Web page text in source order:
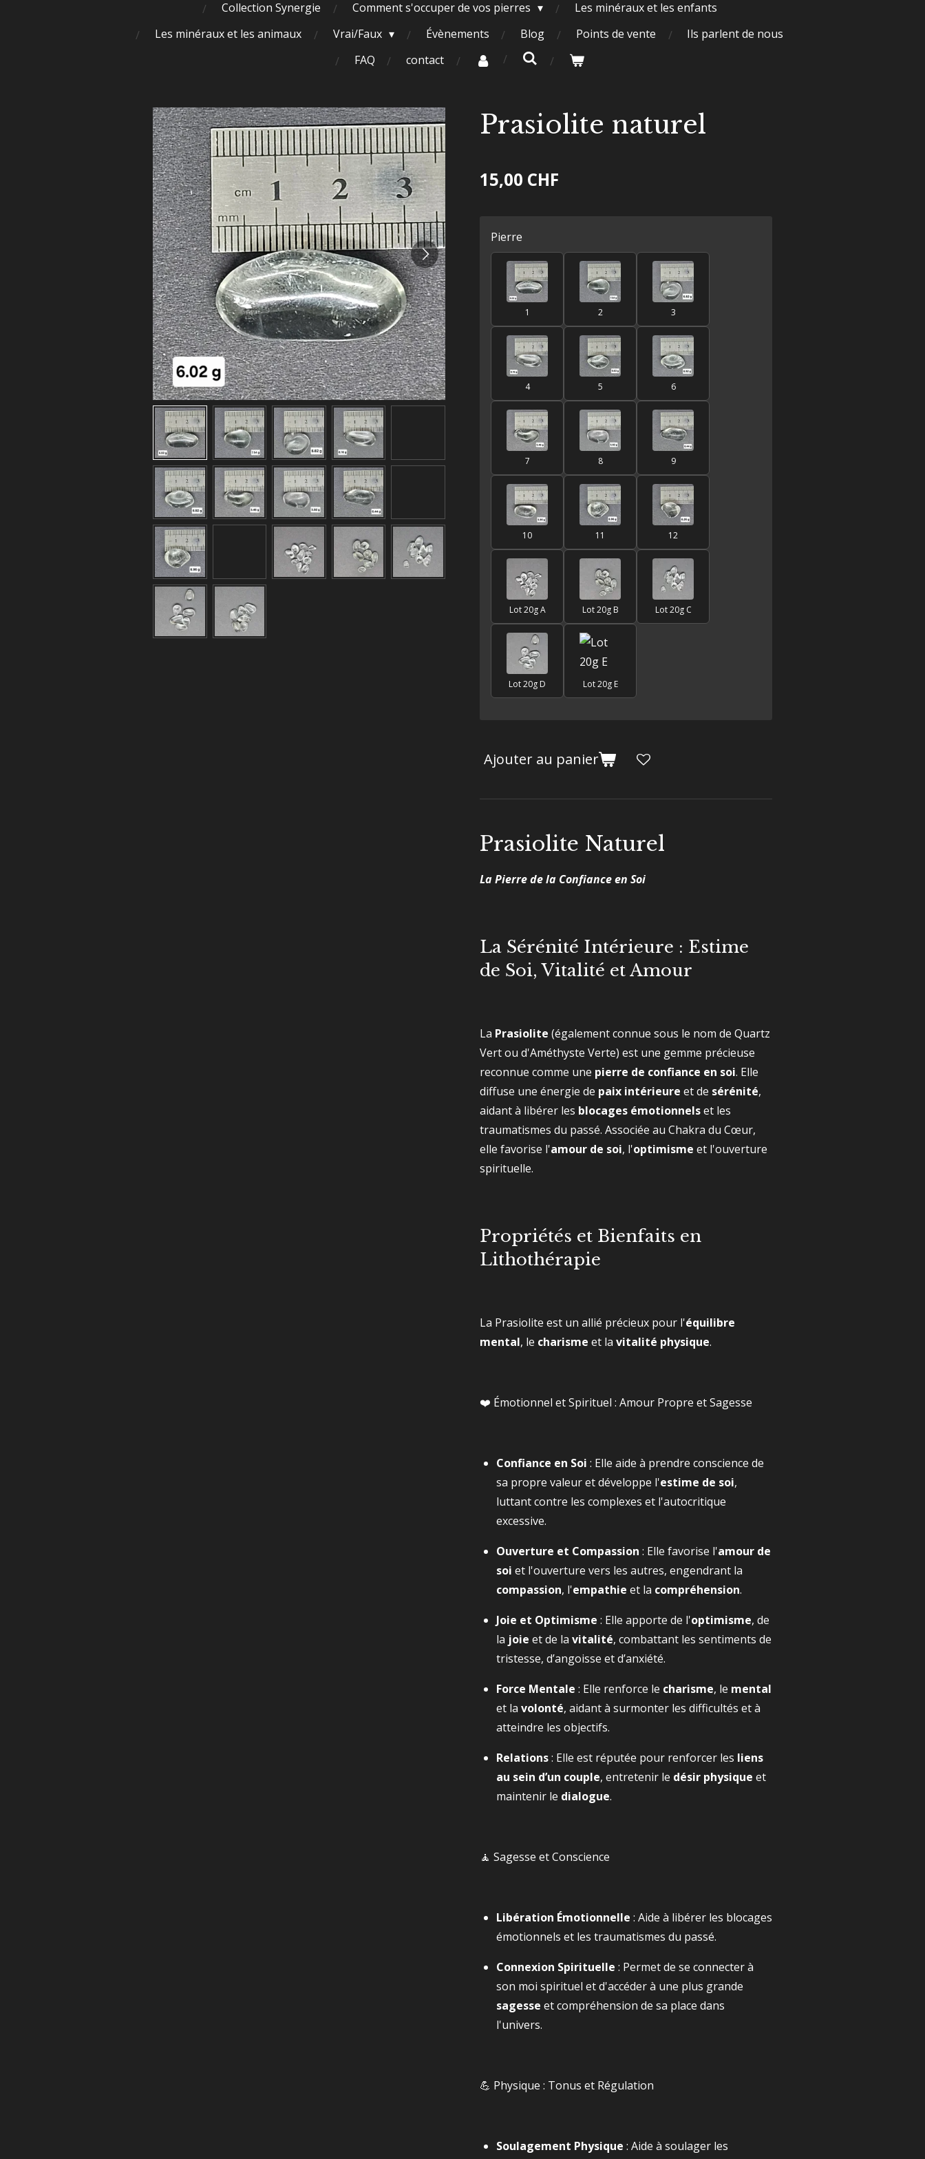
Collection Synergie
Comment s'occuper de vos pierres
Les minéraux et les enfants
Les minéraux et les animaux
Vrai/Faux Évènements Blog Points de vente
Ils parlent de nous
FAQ
contact
Prasiolite naturel
15,00 CHF
Pierre
1 2 3
4 5 6
7 8 9
10 11 12
Lot 20g A Lot 20g B Lot 20g C
Lot 20g D Lot 20g E
Ajouter au panier
Prasiolite Naturel
La Pierre de la Confiance en Soi
La Sérénité Intérieure : Estime
de Soi, Vitalité et Amour
La Prasiolite (également connue sous le nom de Quartz
Vert ou d'Améthyste Verte) est une gemme précieuse
reconnue comme une pierre de confiance en soi. Elle
diffuse une énergie de paix intérieure et de sérénité,
aidant à libérer les blocages émotionnelset les
traumatismes du passé. Associée au Chakra du Cœur,
elle favorise l'amour de soi, l'optimisme et l'ouverture
spirituelle.
Propriétés et Bienfaits en
Lithothérapie
La Prasiolite est un allié précieux pour l'équilibre
mental, le charisme et la vitalité physique.
❤️ Émotionnel et Spirituel : Amour Propre et Sagesse
Confiance en Soi : Elle aide à prendre conscience de
sa propre valeur et développe l'estime de soi,
luttant contre les complexes et l'autocritique
excessive.
Ouverture et Compassion : Elle favorise l'amour de
soi et l'ouverture vers les autres, engendrant la
compassion, l'empathie et la compréhension.
Joie et Optimisme : Elle apporte de l'optimisme, de
la joie et de la vitalité, combattant les sentiments de
tristesse, d’angoisse et d’anxiété.
Force Mentale : Elle renforce le charisme, le mental
et la volonté, aidant à surmonter les difficultés et à
atteindre les objectifs.
Relations: Elle est réputée pour renforcer les liens
au sein d’un couple, entretenir le désir physique et
maintenir le dialogue.
🧘 Sagesse et Conscience
Libération Émotionnelle : Aide à libérer les blocages
émotionnels et les traumatismes du passé.
Connexion Spirituelle : Permet de se connecter à
son moi spirituel et d'accéder à une plus grande
sagesse et compréhension de sa place dans
l'univers.
💪 Physique : Tonus et Régulation
Soulagement Physique : Aide à soulager les